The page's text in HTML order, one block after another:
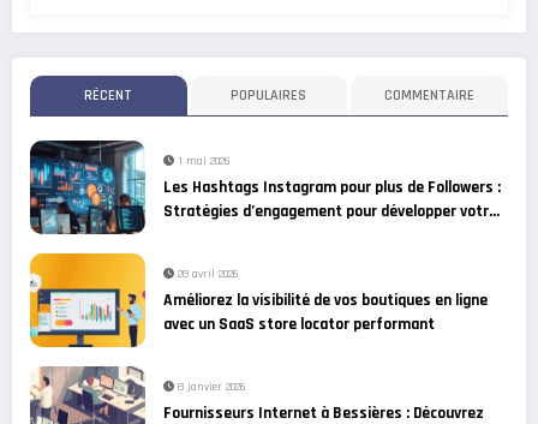
RÉCENT POPULAIRES COMMENTAIRE
1 mai 2026
Les Hashtags Instagram pour plus de Followers :
Stratégies d’engagement pour développer votre
28 avril 2026
Améliorez la visibilité de vos boutiques en ligne
avec un SaaS store locator performant
8 janvier 2026
Fournisseurs Internet à Bessières : Découvrez